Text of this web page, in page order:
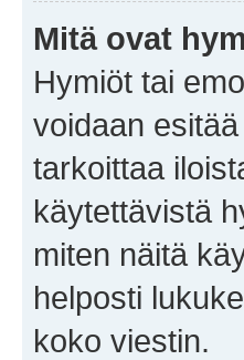
Mitä ovat
Hymiöt tai
voidaan
tarkoittaa
käytettävistä
miten näitä
helposti
koko viestin.